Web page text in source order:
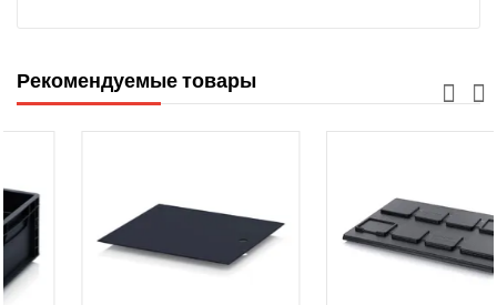
Рекомендуемые товары